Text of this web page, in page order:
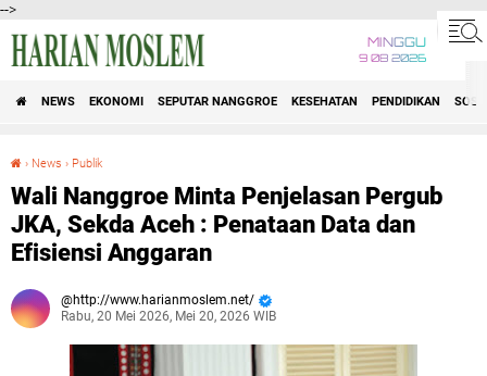
-->
MINGGU
9 08 2026
NEWS EKONOMI SEPUTAR NANGGROE KESEHATAN PENDIDIKAN
› News › Publik
Wali Nanggroe Minta Penjelasan Pergub
JKA, Sekda Aceh : Penataan Data dan
Efisiensi Anggaran
http://www.harianmoslem.net/
Rabu, 20 Mei 2026, Mei 20, 2026 WIB